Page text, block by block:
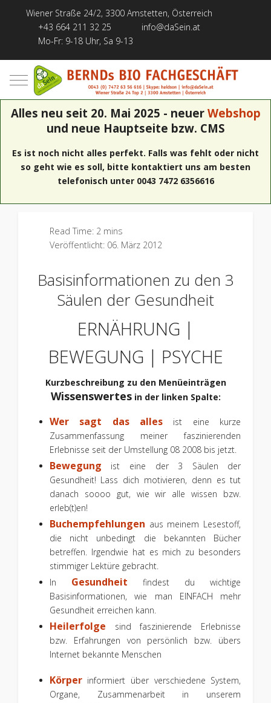
Wiener Straße 24/2, 3300 Amstetten, Österreich
+43 664 211 32 25
info@daSein.at
Mo-Fr: 9-18 Uhr, Sa 9-13
Mobile Menu Toggle
Alles neu seit 20. Mai 2025 - neuer Webshop
und neue Hauptseite bzw. CMS
Es ist noch nicht alles perfekt. Falls was fehlt oder nicht
so geht wie es soll, bitte kontaktiert uns am besten
telefonisch unter 0043 7472 6356616
Read Time: 2 mins
Veröffentlicht: 06. März 2012
Basisinformationen zu den 3
Säulen der Gesundheit
ERNÄHRUNG |
BEWEGUNG | PSYCHE
Kurzbeschreibung zu den Menüeinträgen
Wissenswertesin der linken Spalte:
Wer sagt das alles ist eine kurze
Zusammenfassung meiner faszinierenden
Erlebnisse seit der Umstellung 08 2008 bis jetzt.
Bewegung ist eine der 3 Säulen der
Gesundheit! Lass dich motivieren, denn es tut
danach soooo gut, wie wir alle wissen bzw.
erleb(t)en!
Buchempfehlungen aus meinem Lesestoff,
die nicht unbedingt die bekannten Bücher
betreffen. Irgendwie hat es mich zu besonders
stimmiger Lektüre gebracht.
In Gesundheit findest du wichtige
Basisinformationen, wie man EINFACH mehr
Gesundheit erreichen kann.
Heilerfolge sind faszinierende Erlebnisse
bzw. Erfahrungen von persönlich bzw. übers
Internet bekannte Menschen
Körperinformiert über verschiedene System,
Organe, Zusammenarbeit in unserem